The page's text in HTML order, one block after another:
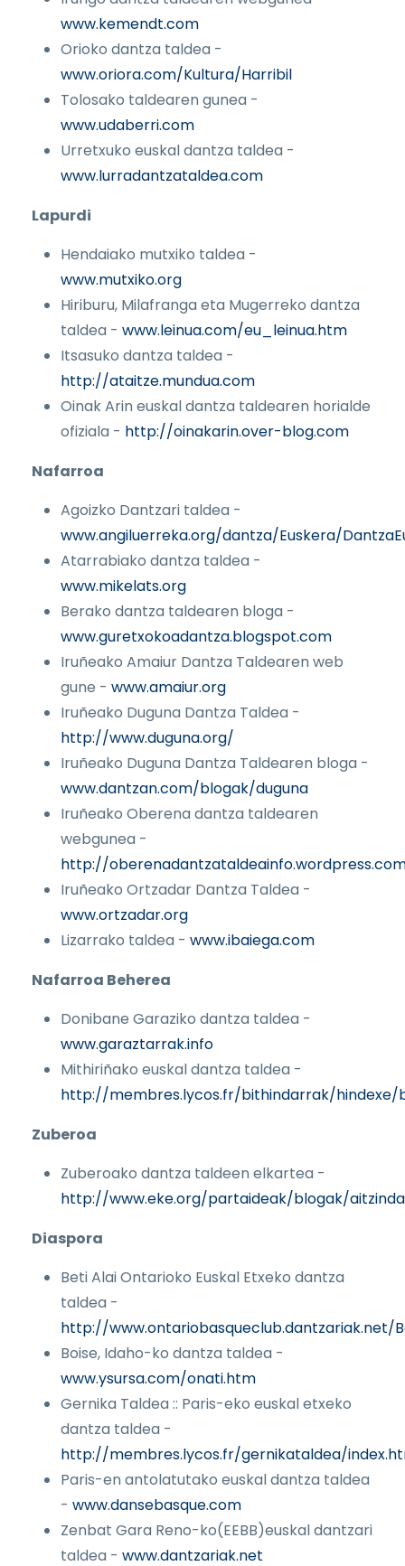
www.kemendt.com
Orioko dantza taldea -
www.oriora.com/Kultura/Harribil
Tolosako taldearen gunea -
www.udaberri.com
Urretxuko euskal dantza taldea -
www.lurradantzataldea.com
Lapurdi
Hendaiako mutxiko taldea -
www.mutxiko.org
Hiriburu, Milafranga eta Mugerreko dantza
taldea - www.leinua.com/eu_leinua.htm
Itsasuko dantza taldea -
http://ataitze.mundua.com
Oinak Arin euskal dantza taldearen horialde
ofiziala - http://oinakarin.over-blog.com
Nafarroa
Agoizko Dantzari taldea -
www.angiluerreka.org/dantza/Euskera/
Atarrabiako dantza taldea -
www.mikelats.org
Berako dantza taldearen bloga -
www.guretxokoadantza.blogspot.com
Iruñeako Amaiur Dantza Taldearen web
gune - www.amaiur.org
Iruñeako Duguna Dantza Taldea -
http://www.duguna.org/
Iruñeako Duguna Dantza Taldearen bloga -
www.dantzan.com/blogak/duguna
Iruñeako Oberena dantza taldearen
webgunea -
http://
Iruñeako Ortzadar Dantza Taldea -
www.ortzadar.org
Lizarrako taldea - www.ibaiega.com
Nafarroa Beherea
Donibane Garaziko dantza taldea -
www.garaztarrak.info
Mithiriñako euskal dantza taldea -
http://membres.lycos.fr/bithindarrak/
Zuberoa
Zuberoako dantza taldeen elkartea -
http://www.eke.org/partaideak/blogak/
Diaspora
Beti Alai Ontarioko Euskal Etxeko dantza
taldea -
http://www.ontariobasqueclub.dantzariak.net/
Boise, Idaho-ko dantza taldea -
www.ysursa.com/onati.htm
Gernika Taldea :: Paris-eko euskal etxeko
dantza taldea -
http://membres.lycos.fr/gernikataldea/
Paris-en antolatutako euskal dantza taldea
- www.dansebasque.com
Zenbat Gara Reno-ko(EEBB)euskal dantzari
taldea - www.dantzariak.net